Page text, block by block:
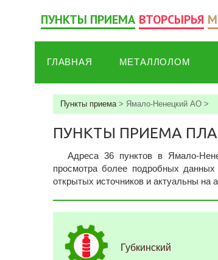
ПУНКТЫ ПРИЕМА ВТОРСЫРЬЯ
ГЛАВНАЯ МЕТАЛЛОЛОМ
Пункты приема> Ямало-Ненецкий АО >
ПУНКТЫ ПРИЕМА
Адреса 36 пунктов в Ямало-
просмотра более подробных
открытых источников и актуальны на
Губкинский